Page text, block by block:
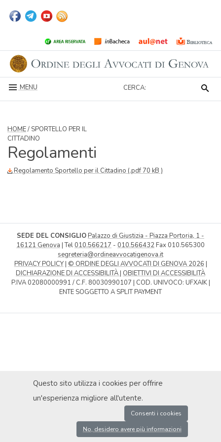
Questo sito utilizza i cookies per offrire
un'esperienza migliore all'utente.
Consenti i cookies
No, desidero avere più informazioni
MENU CERCA:
HOME/ SPORTELLO PER IL
CITTADINO
Regolamenti
Regolamento Sportello per il Cittadino (.pdf 70 kB )
SEDE DEL CONSIGLIOPalazzo di Giustizia - Piazza Portoria, 1 -
16121 Genova | Tel 010.566217 - 010.566432Fax 010.565300
segreteria@ordineavvocatigenova.it
PRIVACY POLICY| © ORDINE DEGLI AVVOCATI DI GENOVA 2026 |
DICHIARAZIONE DI ACCESSIBILITÀ| OBIETTIVI DI ACCESSIBILITÀ
P.IVA 02080000991 / C.F. 80030990107 | COD. UNIVOCO: UFXAIK |
ENTE SOGGETTO A SPLIT PAYMENT